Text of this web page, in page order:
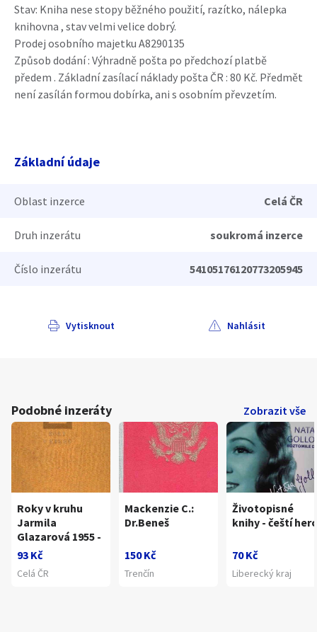
Stav: Kniha nese stopy běžného použití, razítko, nálepka
knihovna , stav velmi velice dobrý.
Prodej osobního majetku A8290135
Způsob dodání : Výhradně pošta po předchozí platbě
předem . Základní zasílací náklady pošta ČR : 80 Kč. Předmět
není zasílán formou dobírka, ani s osobním převzetím.
Základní údaje
Oblast inzerce Celá ČR
Druh inzerátu soukromá inzerce
Číslo inzerátu 54105176120773205945
Vytisknout Nahlásit
Podobné inzeráty Zobrazit vše
Roky v kruhu
Jarmila
Glazarová 1955 -
93 Kč
Celá ČR
Mackenzie C.:
Dr.Beneš
150 Kč
Trenčín
Životopisné
knihy - čeští
70 Kč
Liberecký kraj